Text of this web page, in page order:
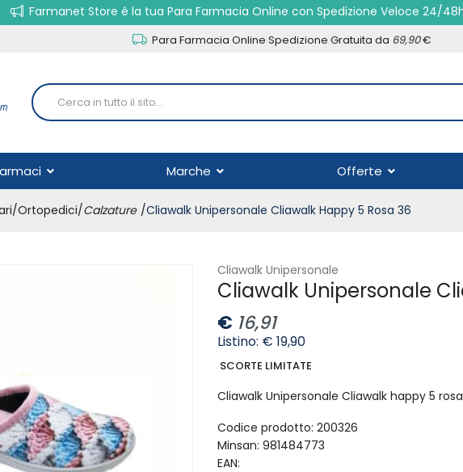
Farmanet Store è la tua Para Farmacia Online con Spedizione Veloce 24/
Para Farmacia Online Spedizione Gratuita da 69,90€
Marche Offerte
/Ortopedici/Calzature Cliawalk Unipersonale Cliawalk Happy 5 Rosa 36
Cliawalk Unipersonale
Cliawalk Unipersonale
€ 16,91
Listino: € 19,90
SCORTE LIMITATE
Cliawalk Unipersonale Cliawalk happy 5
Codice prodotto: 200326
Minsan: 981484773
EAN: